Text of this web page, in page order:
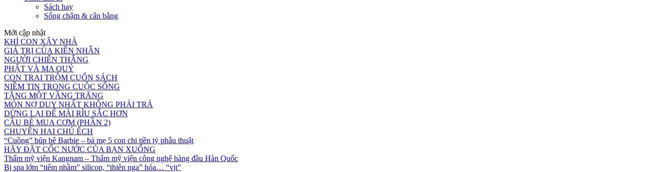
Sách hay
Sống chậm & cân bằng
Mới cập nhật
KHỈ CON XÂY NHÀ
GIÁ TRỊ CỦA KIÊN NHẪN
NGƯỜI CHIẾN THẮNG
PHẬT VÀ MA QUỶ
CON TRAI TRỘM CUỐN SÁCH
NIỀM TIN TRONG CUỘC SỐNG
TẶNG MỘT VẦNG TRĂNG
MÓN NỢ DUY NHẤT KHÔNG PHẢI TRẢ
DỪNG LẠI ĐỂ MÀI RÌU SẮC HƠN
CẬU BÉ MUA CƠM (PHẦN 2)
CHUYỆN HAI CHÚ ẾCH
“Cuồng” búp bê Barbie – bà mẹ 5 con chi tiền tỷ phẫu thuật
HÃY ĐẶT CỐC NƯỚC CỦA BẠN XUỐNG
Thẩm mỹ viện Kangnam – Thẩm mỹ viện công nghệ hàng đầu Hàn Quốc
Bị spa lởm “tiêm nhầm” silicon, “thiên nga” hóa… “vịt”